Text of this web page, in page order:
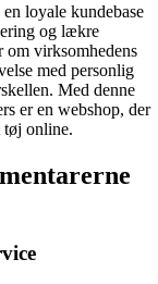
loyale kundebase
og lækre
om virksomhedens
med personlig
Med denne
er en webshop, der
tøj online.